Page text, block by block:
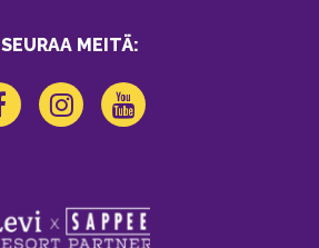
SEURAA MEITÄ: